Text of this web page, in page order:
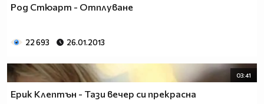
Род Стюарт - Отплуване
22 693 26.01.2013
03:41
Ерик Клептън - Тази вечер си прекрасна